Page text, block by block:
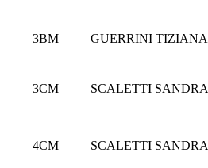
3BM GUERRINI TIZIANA
3CM SCALETTI SANDRA
4CM SCALETTI SANDRA